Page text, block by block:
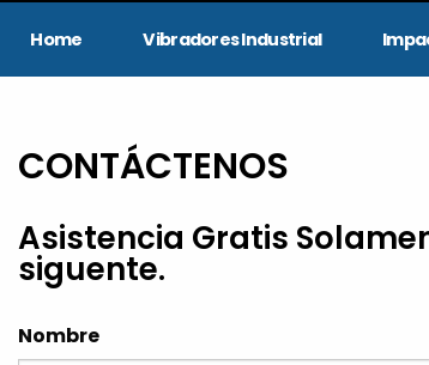
Home Vibradores Industrial
CONTÁCTENOS
Asistencia Gratis
siguente.
Nombre